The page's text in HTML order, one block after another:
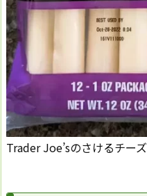
Trader Joe’sのさけるチーズ